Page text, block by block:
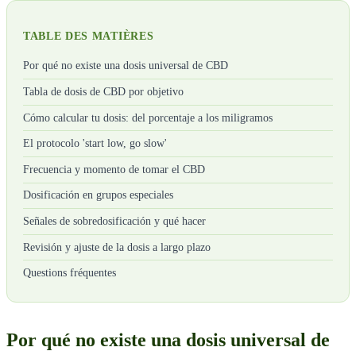
TABLE DES MATIÈRES
Por qué no existe una dosis universal de CBD
Tabla de dosis de CBD por objetivo
Cómo calcular tu dosis: del porcentaje a los miligramos
El protocolo 'start low, go slow'
Frecuencia y momento de tomar el CBD
Dosificación en grupos especiales
Señales de sobredosificación y qué hacer
Revisión y ajuste de la dosis a largo plazo
Questions fréquentes
Por qué no existe una dosis universal de